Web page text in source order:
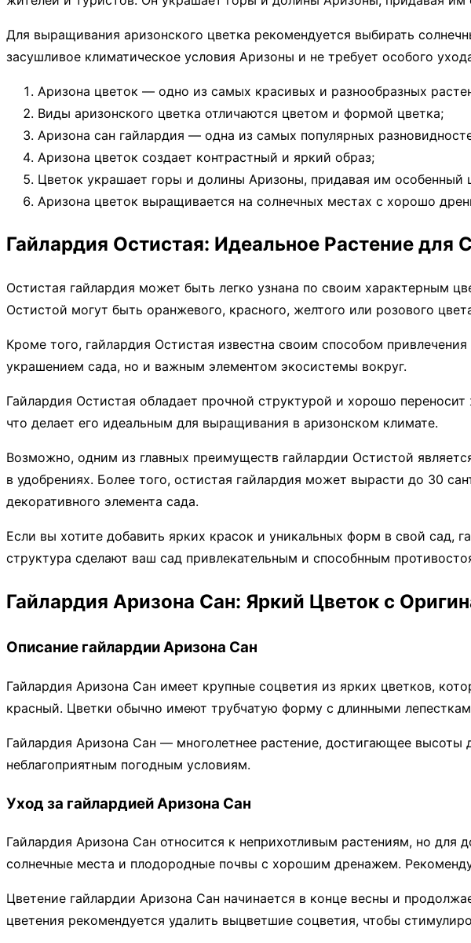
Для выращивания аризонского цветка рекомендуется выбирать
засушливое климатическое условия Аризоны и не требует особого
Аризона цветок — одно из самых красивых и разнообразных
Виды аризонского цветка отличаются цветом и формой цветка;
Аризона сан гайлардия — одна из самых популярных
Аризона цветок создает контрастный и яркий образ;
Цветок украшает горы и долины Аризоны, придавая им особенный
Аризона цветок выращивается на солнечных местах с хорошо
Гайлардия Остистая: Идеальное Растение для
Остистая гайлардия может быть легко узнана по своим характерным
Остистой могут быть оранжевого, красного, желтого или розового
Кроме того, гайлардия Остистая известна своим способом
украшением сада, но и важным элементом экосистемы вокруг.
Гайлардия Остистая обладает прочной структурой и хорошо
что делает его идеальным для выращивания в аризонском климате.
Возможно, одним из главных преимуществ гайлардии Остистой
в удобрениях. Более того, остистая гайлардия может вырасти до 30
декоративного элемента сада.
Если вы хотите добавить ярких красок и уникальных форм в свой
структура сделают ваш сад привлекательным и способнным
Гайлардия Аризона Сан: Яркий Цветок с
Описание гайлардии Аризона Сан
Гайлардия Аризона Сан имеет крупные соцветия из ярких цветков,
красный. Цветки обычно имеют трубчатую форму с длинными
Гайлардия Аризона Сан — многолетнее растение, достигающее
неблагоприятным погодным условиям.
Уход за гайлардией Аризона Сан
Гайлардия Аризона Сан относится к неприхотливым растениям, но для
солнечные места и плодородные почвы с хорошим дренажем.
Цветение гайлардии Аризона Сан начинается в конце весны и
цветения рекомендуется удалить выцветшие соцветия, чтобы